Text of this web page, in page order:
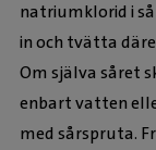
natriumklorid i
in och tvätta
Om själva såret
enbart vatten
med sårspruta.